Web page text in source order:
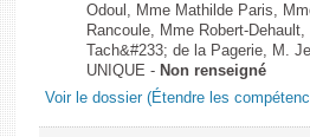
Odoul, Mme Mathilde Paris,
Rancoule, Mme Robert-
Tach&#233; de la Pagerie, M.
UNIQUE - Non renseigné
Voir le dossier (Étendre les